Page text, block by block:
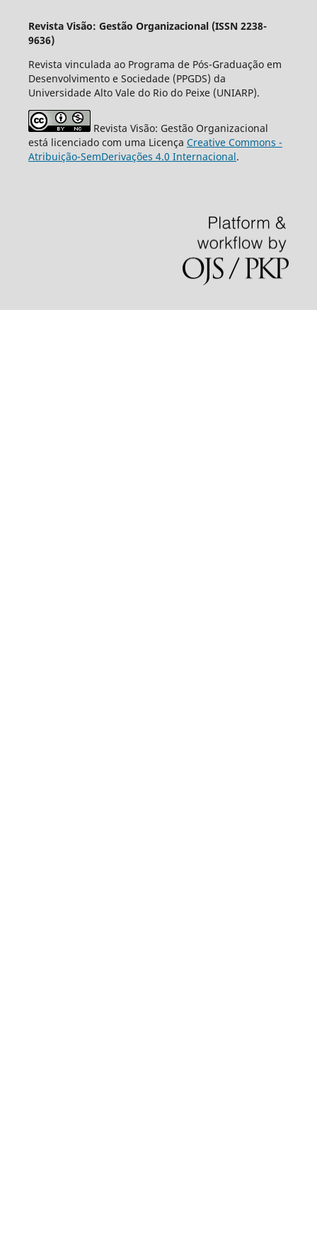
Revista Visão: Gestão Organizacional (ISSN 2238-
9636)
Revista vinculada ao Programa de Pós-Graduação em
Desenvolvimento e Sociedade (PPGDS) da
Universidade Alto Vale do Rio do Peixe (UNIARP).
Revista Visão: Gestão Organizacional
está licenciado com uma Licença Creative Commons -
Atribuição-SemDerivações 4.0 Internacional.